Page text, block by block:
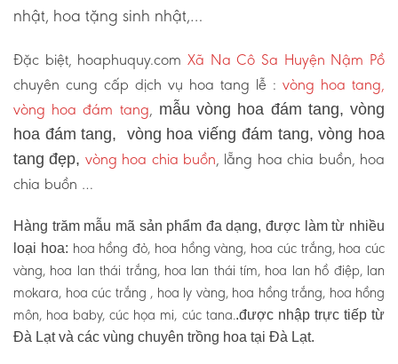
nhật, hoa tặng sinh nhật,…
Đặc biệt, hoaphuquy.com Xã Na Cô Sa Huyện Nậm Pồ
chuyên cung cấp dịch vụ hoa tang lễ : vòng hoa tang,
vòng hoa đám tang, mẫu vòng hoa đám tang, vòng
hoa đám tang, vòng hoa viếng đám tang, vòng hoa
tang đẹp, vòng hoa chia buồn, lẵng hoa chia buồn, hoa
chia buồn …
Hàng trăm mẫu mã sản phẩm đa dạng, được làm từ nhiều
loại hoa: hoa hồng đỏ, hoa hồng vàng, hoa cúc trắng, hoa cúc
vàng, hoa lan thái trắng, hoa lan thái tím, hoa lan hồ điệp, lan
mokara, hoa cúc trắng , hoa ly vàng, hoa hồng trắng, hoa hồng
môn, hoa baby, cúc họa mi, cúc tana..được nhập trực tiếp từ
Đà Lạt và các vùng chuyên trồng hoa tại Đà Lạt.